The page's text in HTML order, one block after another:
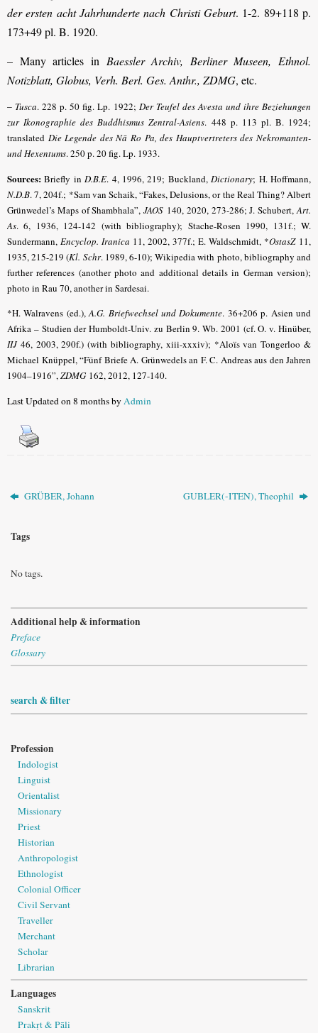
der ersten acht Jahrhunderte nach Christi Geburt. 1-2. 89+118 p.
173+49 pl. B. 1920.
– Many articles in Baessler Archiv, Berliner Museen, Ethnol.
Notizblatt, Globus, Verh. Berl. Ges. Anthr., ZDMG, etc.
– Tusca. 228 p. 50 fig. Lp. 1922; Der Teufel des Avesta und ihre Beziehungen
zur Ikonographie des Buddhismus Zentral-Asiens. 448 p. 113 pl. B. 1924;
translated Die Legende des Nā Ro Pa, des Hauptvertreters des Nekromanten-
und Hexentums. 250 p. 20 fig. Lp. 1933.
Sources: Briefly inD.B.E. 4, 1996, 219; Buckland,Dictionary; H. Hoffmann,
N.D.B.7, 204f.; *Sam van Schaik, “Fakes, Delusions, or the Real Thing? Albert
Grünwedel’s Maps of Shambhala”,JAOS 140, 2020, 273-286; J. Schubert,Art.
As. 6, 1936, 124-142 (with bibliography); Stache-Rosen 1990, 131f.; W.
Sundermann, Encyclop. Iranica 11, 2002, 377f.; E. Waldschmidt, *OstasZ11,
1935, 215-219 (Kl. Schr. 1989, 6-10); Wikipedia with photo, bibliography and
further references (another photo and additional details in German version);
photo in Rau 70, another in Sardesai.
*H. Walravens (ed.),A.G. Briefwechsel und Dokumente. 36+206 p. Asien und
Afrika – Studien der Humboldt-Univ. zu Berlin 9. Wb. 2001 (cf. O. v. Hinüber,
IIJ46, 2003, 290f.) (with bibliography, xiii-xxxiv); *Aloïs van Tongerloo &
Michael Knüppel, “Fünf Briefe A. Grünwedels an F. C. Andreas aus den Jahren
1904–1916”,ZDMG 162, 2012, 127-140.
Last Updated on 8 months byAdmin
GRÜBER, Johann GUBLER(-ITEN), Theophil
Tags
No tags.
Additional help & information
Preface
Glossary
search & filter
Profession
Indologist
Linguist
Orientalist
Missionary
Priest
Historian
Anthropologist
Ethnologist
Colonial Officer
Civil Servant
Traveller
Merchant
Scholar
Librarian
Languages
Sanskrit
Prakṛt & Pāli